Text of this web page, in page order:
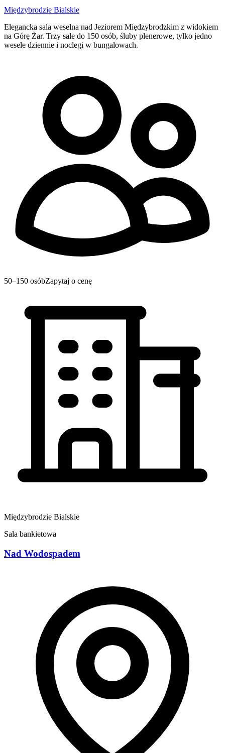
Międzybrodzie Bialskie
Elegancka sala weselna nad Jeziorem Międzybrodzkim z widokiem
na Górę Żar. Trzy sale do 150 osób, śluby plenerowe, tylko jedno
wesele dziennie i noclegi w bungalowach.
50–150 osóbZapytaj o cenę
Międzybrodzie Bialskie
Sala bankietowa
Nad Wodospadem